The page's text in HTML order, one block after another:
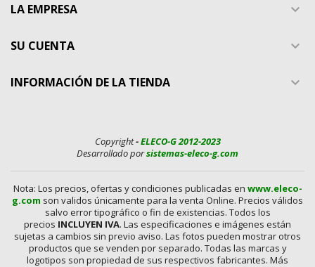
LA EMPRESA 
SU CUENTA 
INFORMACIÓN DE LA TIENDA 
Copyright-ELECO-G 2012-2023
Desarrollado porsistemas-eleco-g.com
Nota: Los precios, ofertas y condiciones publicadas en www.eleco-
g.com son validos únicamente para la venta Online. Precios válidos
salvo error tipográfico o fin de existencias. Todos los
precios INCLUYEN IVA. Las especificaciones e imágenes están
sujetas a cambios sin previo aviso. Las fotos pueden mostrar otros
productos que se venden por separado. Todas las marcas y
logotipos son propiedad de sus respectivos fabricantes. Más